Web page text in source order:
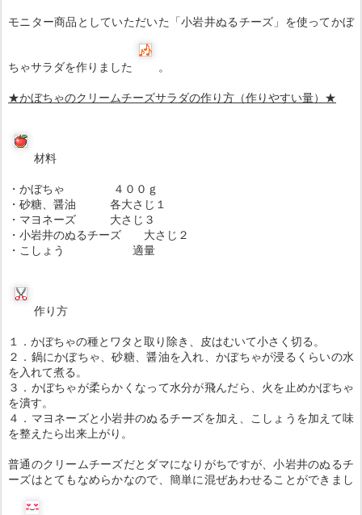
モニター商品としていただいた「小岩井ぬるチーズ」を使ってかぼ
ちゃサラダを作りました
。
★かぼちゃのクリームチーズサラダの作り方（作りやすい量）★
材料
・かぼちゃ ４００ｇ
・砂糖、醤油 各大さじ１
・マヨネーズ 大さじ３
・小岩井のぬるチーズ 大さじ２
・こしょう 適量
作り方
１．かぼちゃの種とワタと取り除き、皮はむいて小さく切る。
２．鍋にかぼちゃ、砂糖、醤油を入れ、かぼちゃが浸るくらいの水
を入れて煮る。
３．かぼちゃが柔らかくなって水分が飛んだら、火を止めかぼちゃ
を潰す。
４．マヨネーズと小岩井のぬるチーズを加え、こしょうを加えて味
を整えたら出来上がり。
普通のクリームチーズだとダマになりがちですが、小岩井のぬるチ
ーズはとてもなめらかなので、簡単に混ぜあわせることができまし